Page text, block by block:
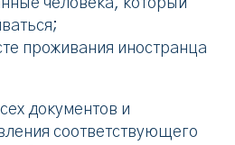
человека, который
проживания иностранца
документов и
соответствующего